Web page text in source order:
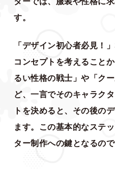
す。
「デザイン初心者必見！
コンセプトを考えること
るい性格の戦士」や「ク
ど、一言でそのキャラク
トを決めると、その後の
ます。この基本的なステ
ター制作への鍵となるので